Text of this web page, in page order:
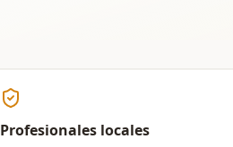
Profesionales locales